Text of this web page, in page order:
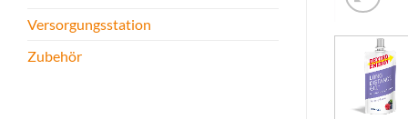
Versorgungsstation
Zubehör